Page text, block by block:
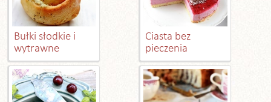
Bułki słodkie i
wytrawne
Ciasta bez
pieczenia